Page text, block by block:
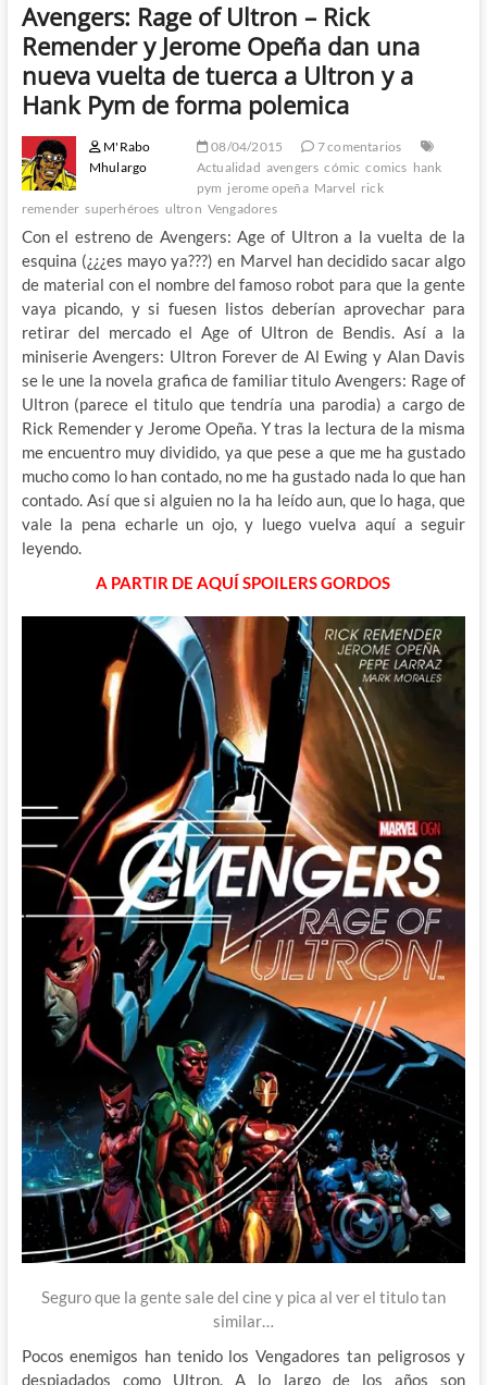
Avengers: Rage of Ultron – Rick
Remender y Jerome Opeña dan una
nueva vuelta de tuerca a Ultron y a
Hank Pym de forma polemica
M'Rabo
Mhulargo
08/04/2015
7 comentarios
Actualidad avengers cómic comics hank
pym jerome opeña Marvel rick
remender superhéroes ultron Vengadores
Con el estreno de Avengers: Age of Ultron a la vuelta de la
esquina (¿¿¿es mayo ya???) en Marvel han decidido sacar algo
de material con el nombre del famoso robot para que la gente
vaya picando, y si fuesen listos deberían aprovechar para
retirar del mercado el Age of Ultron de Bendis. Así a la
miniserie Avengers: Ultron Forever de Al Ewing y Alan Davis
se le une la novela grafica de familiar titulo Avengers: Rage of
Ultron (parece el titulo que tendría una parodia) a cargo de
Rick Remender y Jerome Opeña. Y tras la lectura de la misma
me encuentro muy dividido, ya que pese a que me ha gustado
mucho como lo han contado, no me ha gustado nada lo que han
contado. Así que si alguien no la ha leído aun, que lo haga, que
vale la pena echarle un ojo, y luego vuelva aquí a seguir
leyendo.
A PARTIR DE AQUÍ SPOILERS GORDOS
Seguro que la gente sale del cine y pica al ver el titulo tan
similar…
Pocos enemigos han tenido los Vengadores tan peligrosos y
despiadados como Ultron. A lo largo de los años son